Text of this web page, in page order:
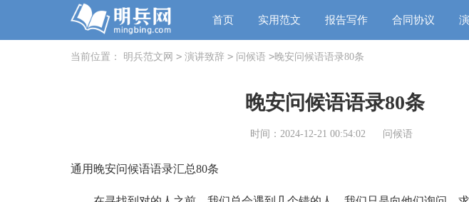
首页 实用范文 报告写作 合同协议
当前位置： 明兵范文网 > 演讲致辞 > 问候语 >晚安问候语语录80条
晚安问候语语录80条
时间：2024-12-21 00:54:02 问候语
通用晚安问候语语录汇总80条